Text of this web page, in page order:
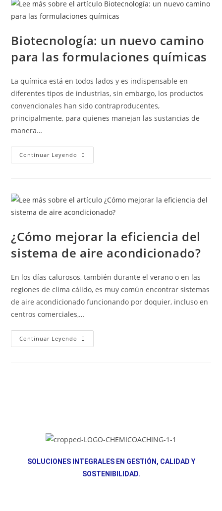
Biotecnología: un nuevo camino
para las formulaciones químicas
La química está en todos lados y es indispensable en
diferentes tipos de industrias, sin embargo, los productos
convencionales han sido contraproducentes,
principalmente, para quienes manejan las sustancias de
manera…
Continuar Leyendo
¿Cómo mejorar la eficiencia del
sistema de aire acondicionado?
En los días calurosos, también durante el verano o en las
regiones de clima cálido, es muy común encontrar sistemas
de aire acondicionado funcionando por doquier, incluso en
centros comerciales,…
Continuar Leyendo
SOLUCIONES INTEGRALES EN GESTIÓN, CALIDAD Y
SOSTENIBILIDAD.